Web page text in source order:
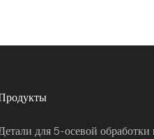
для 5-осевой обработки